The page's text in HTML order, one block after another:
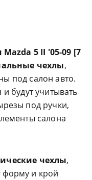
Mazda 5 II '05-09 [7
чехлы,
под салон авто.
будут учитывать
под ручки,
салона
чехлы,
форму и крой